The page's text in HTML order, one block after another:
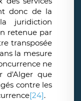
donc de la
juridiction
retenue par
transposée
la mesure
ne
d'Alger que
contre les
[24].